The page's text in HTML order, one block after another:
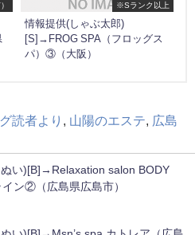
※Sランク以上
情報提供(しゃぶ太郎)
[S]→FROG SPA（フロッグス
パ）③（大阪）
読者より , 山陽のエステ, 広島
い)[B]→Relaxation salon BODY
イン②（広島県広島市）